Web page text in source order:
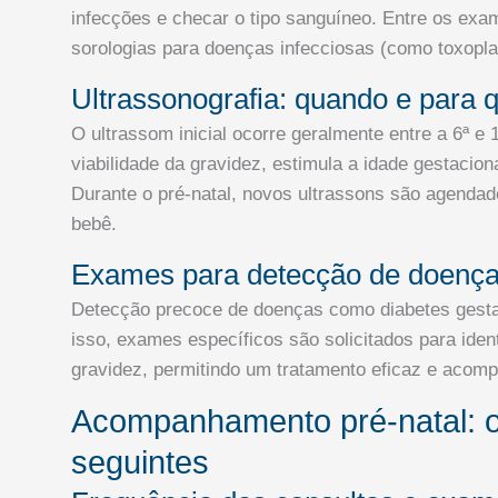
infecções e checar o tipo sanguíneo. Entre os
sorologias para doenças infecciosas (como
Ultrassonografia: quando e para
O ultrassom inicial ocorre geralmente entre a 6ª e
viabilidade da gravidez, estimula a idade
Durante o pré-natal, novos ultrassons são
bebê.
Exames para detecção de
Detecção precoce de doenças como diabetes
isso, exames específicos são solicitados para
gravidez, permitindo um tratamento eficaz e
Acompanhamento pré-natal:
seguintes